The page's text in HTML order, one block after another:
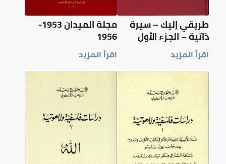
طريقي إليك – سيرة
ذاتية – الجزء الأول
اقرأ المزيد
مجلة الميدان 1953-
1956
اقرأ المزيد